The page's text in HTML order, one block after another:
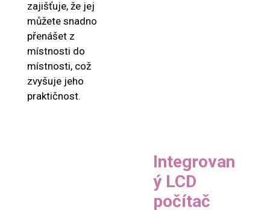
zajišťuje, že jej
můžete snadno
přenášet z
místnosti do
místnosti, což
zvyšuje jeho
praktičnost.
Integrovan
ý LCD
počítač